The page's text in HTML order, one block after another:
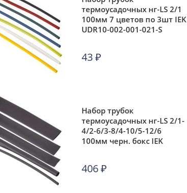
термоусадочных нг-LS 2/1
100мм 7 цветов по 3шт IEK
UDR10-002-001-021-S
43₽
Набор трубок
термоусадочных нг-LS 2/1-
4/2-6/3-8/4-10/5-12/6
100мм черн. бокс IEK
406₽